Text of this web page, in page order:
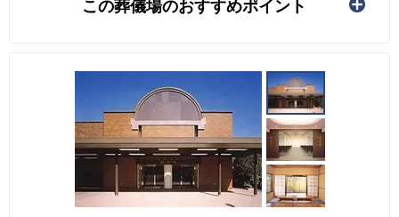
この葬儀場のおすすめポイント